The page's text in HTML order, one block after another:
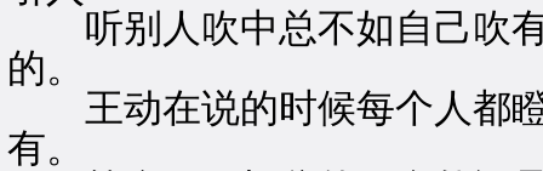
听别人吹中总不如自己吹有
的。
王动在说的时候每个人都瞪
有。